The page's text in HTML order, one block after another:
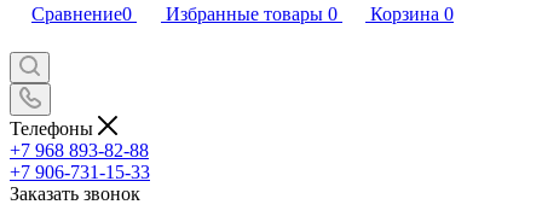
Сравнение0 Избранные товары 0 Корзина 0
Телефоны
+7 968 893-82-88
+7 906-731-15-33
Заказать звонок